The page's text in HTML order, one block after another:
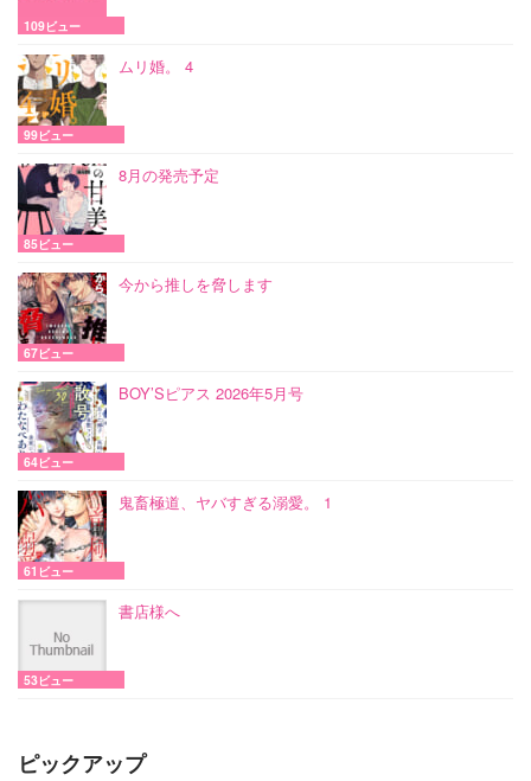
109ビュー
ムリ婚。 4
99ビュー
8月の発売予定
85ビュー
今から推しを脅します
67ビュー
BOY’Sピアス 2026年5月号
64ビュー
鬼畜極道、ヤバすぎる溺愛。 1
61ビュー
書店様へ
53ビュー
ピックアップ